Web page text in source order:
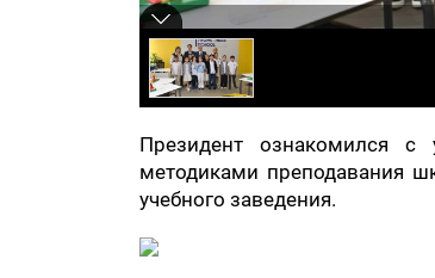
Президент ознакомился с
методиками преподавания
учебного заведения.